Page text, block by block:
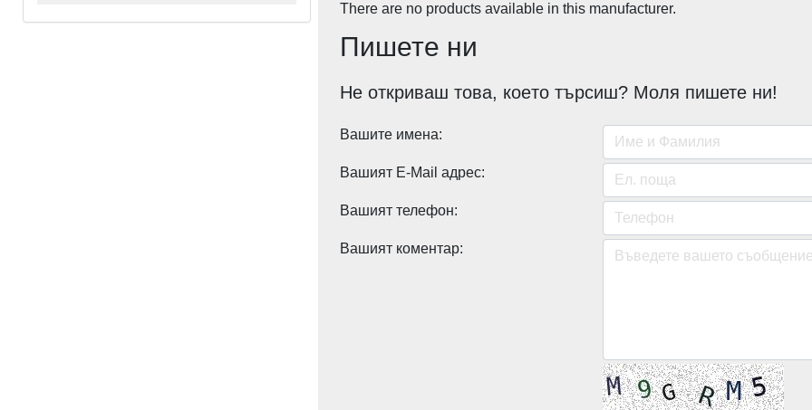
There are no products available in this manufacturer.
Пишете ни
Не откриваш това, коeто търсиш? Моля пишете ни!
Вашите имена:
Вашият E-Mail адрес:
Вашият телефон:
Вашият коментар: